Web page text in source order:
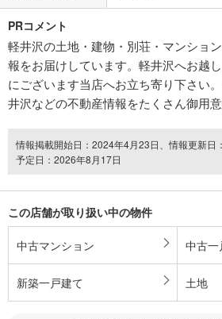
PRコメント
軽井沢の土地・建物・別荘・マンショ
報をお届けしています。軽井沢へお越
にございます当店へお立ち寄り下さい
井沢などの不動産情報をたくさん御用意
情報掲載開始日：2024年4月23日、情報更新日
予定日：2026年8月17日
この店舗が取り扱い中の物件
中古マンション 中古一
新築一戸建て 土地